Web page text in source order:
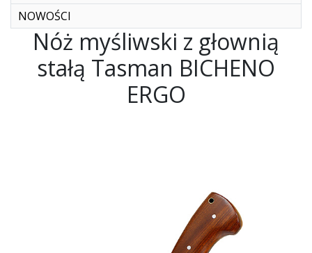
NOWOŚCI
Nóż myśliwski z głownią
stałą Tasman BICHENO
ERGO